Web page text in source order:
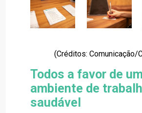
(Créditos: Comunicação/
Todos a favor de um
ambiente de
saudável